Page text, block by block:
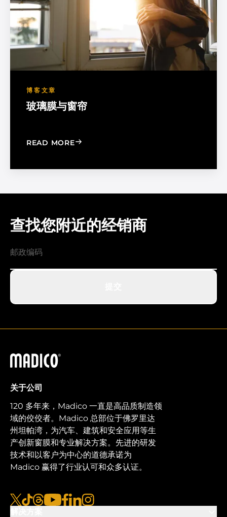
博客文章
玻璃膜与窗帘
READ MORE: WINDOW FILM VS. WINDOW
查找您附近的经销商
马迪科
关于公司
120 多年来，Madico 一直是高品质制造领
域的佼佼者。Madico 总部位于佛罗里达
州坦帕湾，为汽车、建筑和安全应用等生
产创新窗膜和专业解决方案。先进的研发
技术和以客户为中心的道德承诺为
Madico 赢得了行业认可和众多认证。